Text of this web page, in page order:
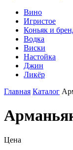
Вино
Игристое
Коньяк и
Водка
Виски
Настойка
Джин
Ликёр
Главная Каталог
Цена